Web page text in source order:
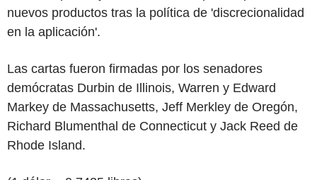
nuevos productos tras la política de 'discrecionalidad
en la aplicación'.
Las cartas fueron firmadas por los senadores
demócratas Durbin de Illinois, Warren y Edward
Markey de Massachusetts, Jeff Merkley de Oregón,
Richard Blumenthal de Connecticut y Jack Reed de
Rhode Island.